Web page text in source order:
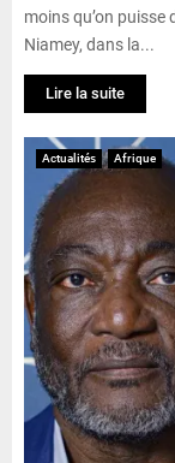
moins qu’on puisse
Niamey, dans la...
Lire la suite
Actualités Afrique